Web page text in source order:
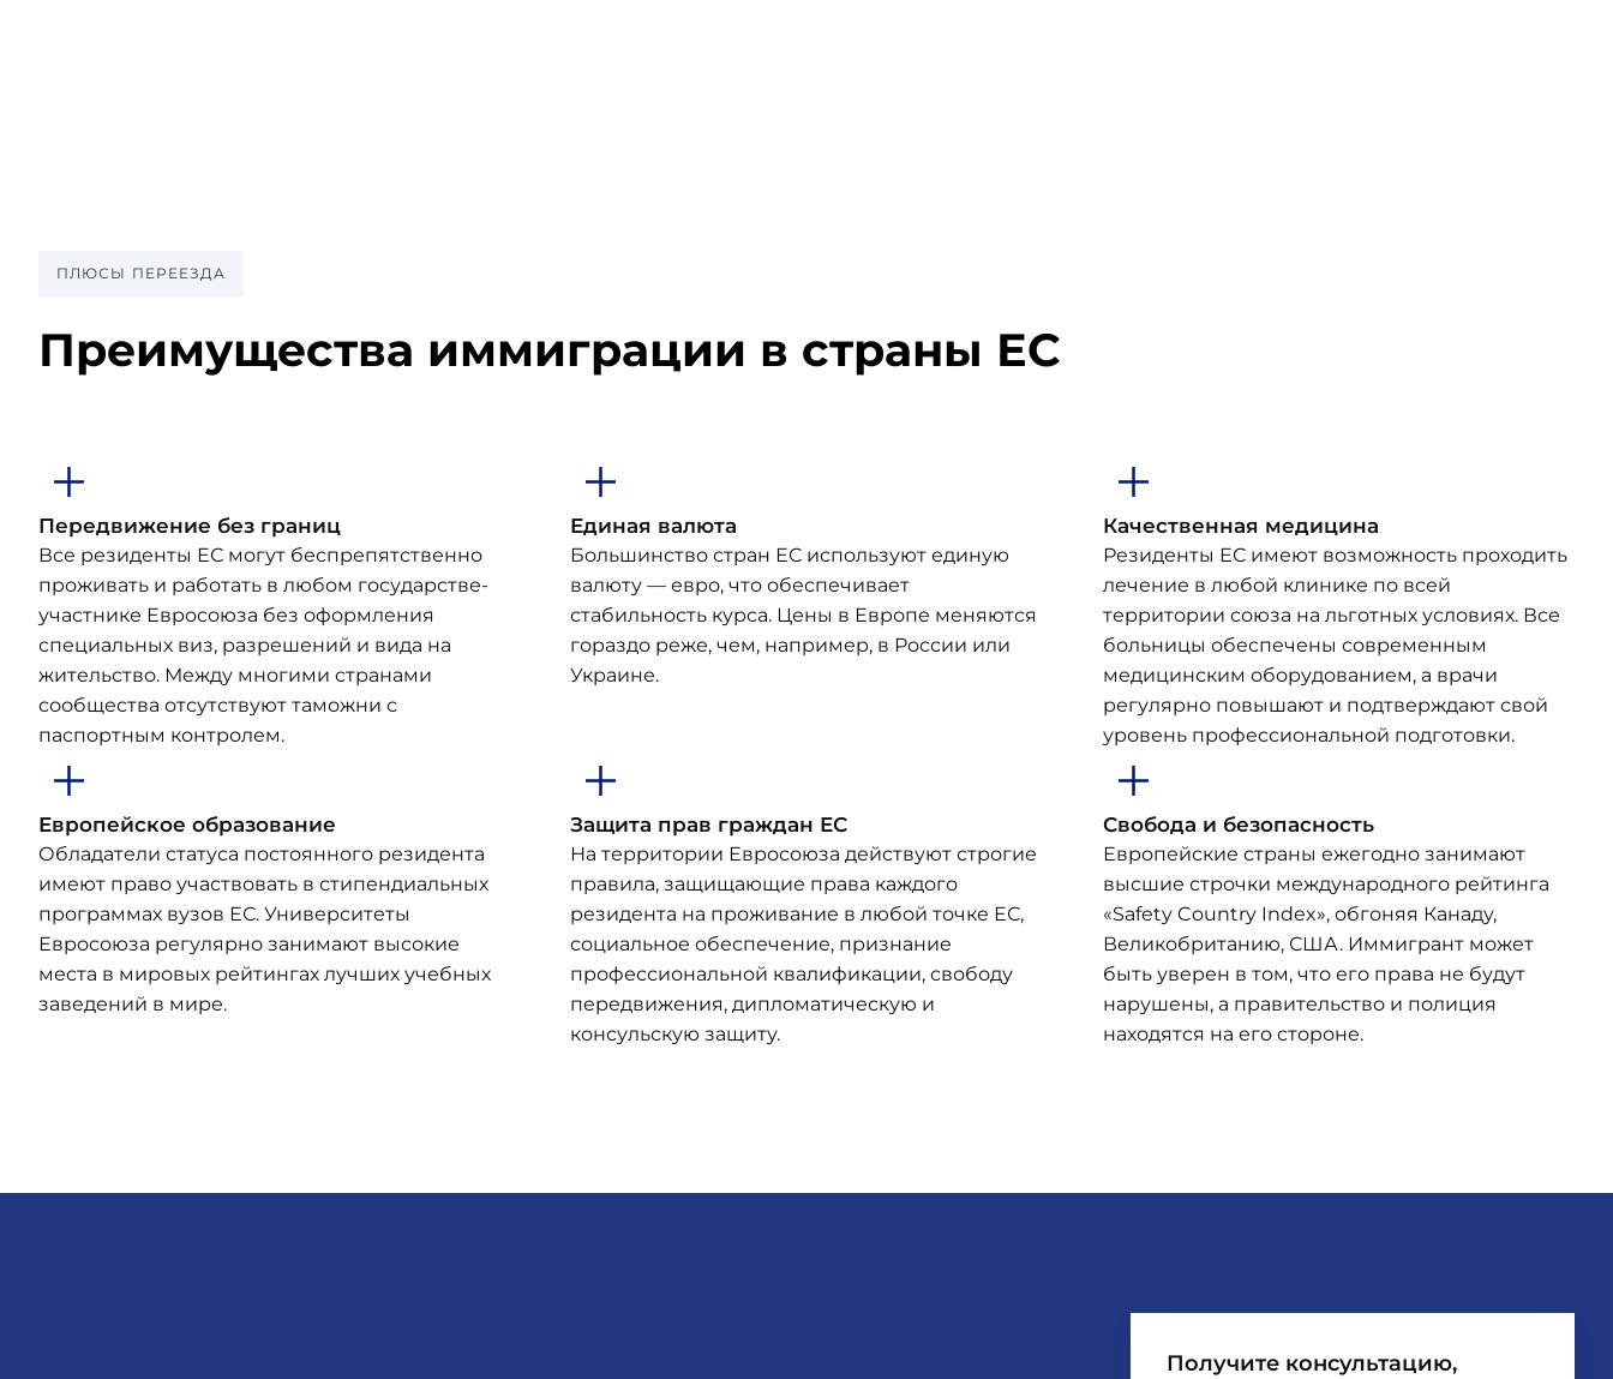
ПЛЮСЫ ПЕРЕЕЗДА
Преимущества иммиграции в страны ЕС
Передвижение без границ
Все резиденты ЕС могут беспрепятственно
проживать и работать в любом государстве-
участнике Евросоюза без оформления
специальных виз, разрешений и вида на
жительство. Между многими странами
сообщества отсутствуют таможни с
паспортным контролем.
Единая валюта
Большинство стран ЕС используют единую
валюту — евро, что обеспечивает
стабильность курса. Цены в Европе меняются
гораздо реже, чем, например, в России или
Украине.
Качественная медицина
Резиденты ЕС имеют возможность проходить
лечение в любой клинике по всей
территории союза на льготных условиях. Все
больницы обеспечены современным
медицинским оборудованием, а врачи
регулярно повышают и подтверждают свой
уровень профессиональной подготовки.
Европейское образование
Обладатели статуса постоянного резидента
имеют право участвовать в стипендиальных
программах вузов ЕС. Университеты
Евросоюза регулярно занимают высокие
места в мировых рейтингах лучших учебных
заведений в мире.
Защита прав граждан ЕС
На территории Евросоюза действуют строгие
правила, защищающие права каждого
резидента на проживание в любой точке ЕС,
социальное обеспечение, признание
профессиональной квалификации, свободу
передвижения, дипломатическую и
консульскую защиту.
Свобода и безопасность
Европейские страны ежегодно занимают
высшие строчки международного рейтинга
«Safety Country Index», обгоняя Канаду,
Великобританию, США. Иммигрант может
быть уверен в том, что его права не будут
нарушены, а правительство и полиция
находятся на его стороне.
Получите консультацию,